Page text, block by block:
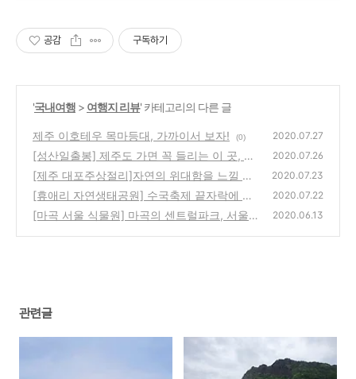
공감 구독하기
'국내여행 > 여행지 리뷰' 카테고리의 다른 글
제주 이호테우 목마등대, 가까이서 보자! (0) 2020.07.27
[성산일출봉] 제주도 가면 꼭 들리는 이 곳, 수
학여행의 성지!
(0)
2020.07.26
[제주 대포주상절리]자연의 위대함을 느낄 수
있는 곳, 사진촬영의 명소!
(0)
2020.07.23
[휴애리 자연생태공원] 수국축제 끝자락에 다
녀온 제주 휴애리!
(0)
2020.07.22
[마곡 서울 식물원] 마곡의 센트럴파크, 서울
2020.06.13
관련글